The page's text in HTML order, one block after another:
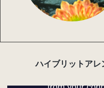
ハイブリットアレ